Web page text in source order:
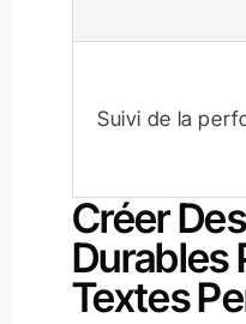
Suivi de la
Créer
Durables
Textes